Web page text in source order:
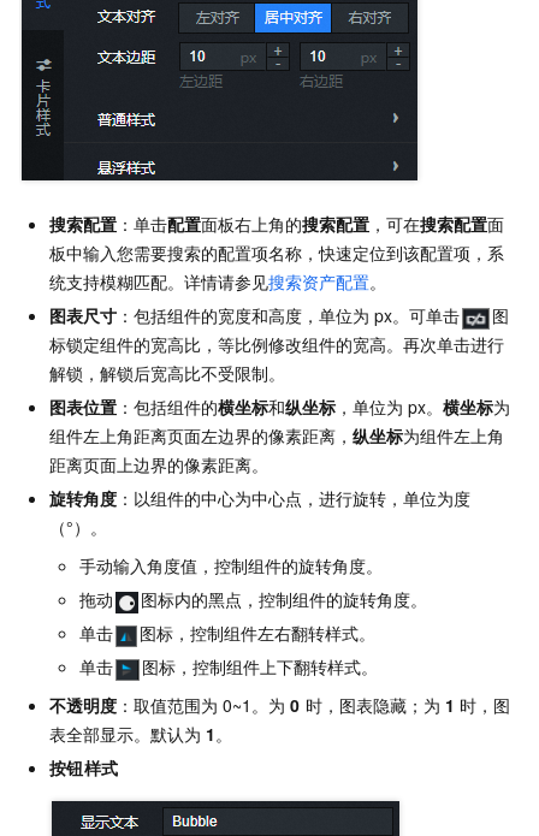
搜索配置 ：单击配置面板右上角的搜索配置 ，可在搜索配置面
板中输入您需要搜索的配置项名称，快速定位到该配置项，系
统支持模糊匹配。详情请参见搜索资产配置。
图表尺寸 ：包括组件的宽度和高度，单位为 px。可单击
图
标锁定组件的宽高比，等比例修改组件的宽高。再次单击进行
解锁，解锁后宽高比不受限制。
图表位置 ：包括组件的横坐标和纵坐标 ，单位为 px。横坐标为
组件左上角距离页面左边界的像素距离， 纵坐标为组件左上角
距离页面上边界的像素距离。
旋转角度 ：以组件的中心为中心点，进行旋转，单位为度
（°）。
手动输入角度值，控制组件的旋转角度。
拖动
图标内的黑点，控制组件的旋转角度。
单击
图标，控制组件左右翻转样式。
单击
图标，控制组件上下翻转样式。
不透明度 ：取值范围为 0~1。为 0 时，图表隐藏；为 1 时，图
表全部显示。默认为 1。
按钮样式